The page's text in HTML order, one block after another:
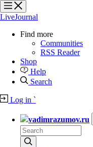
?
?
?
?
LiveJournal
Find more
Communities
RSS Reader
Shop
Help
Search
Log in `
vadimrazumov.ru